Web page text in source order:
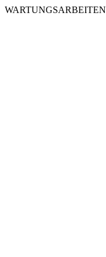
WARTUNGSARBEITEN